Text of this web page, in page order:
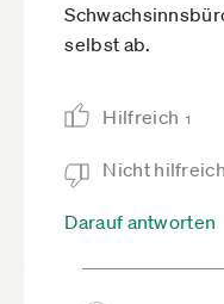
selbst ab.
Hilfreich 1
Nicht hilfreich
Darauf antworten